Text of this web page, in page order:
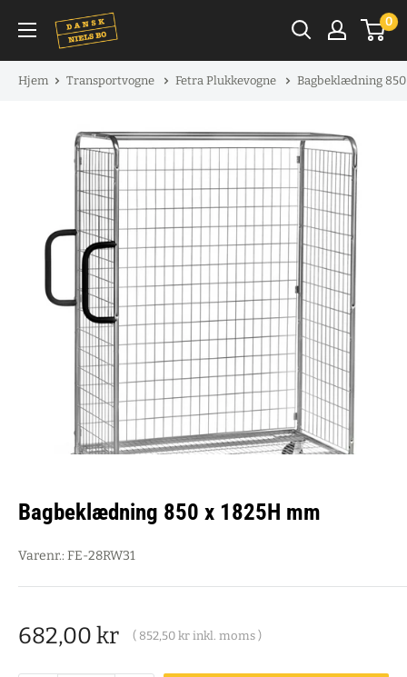
indhold
0
Hjem Transportvogne Fetra Plukkevogne Bagbeklædning 850
Bagbeklædning 850 x 1825H mm
Varenr.: FE-28RW31
Salgspris
682,00 kr ( 852,50 kr inkl. moms )